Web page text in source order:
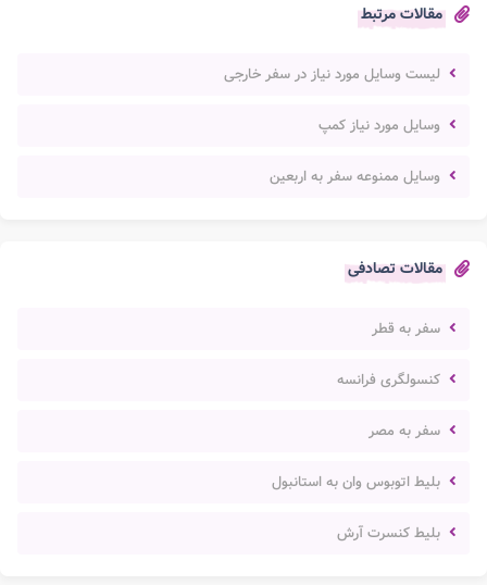
مقالات مرتبط
لیست وسایل مورد نیاز در سفر خارجی
وسایل مورد نیاز کمپ
وسایل ممنوعه سفر به اربعین
مقالات تصادفی
سفر به قطر
کنسولگری فرانسه
سفر به مصر
بلیط اتوبوس وان به استانبول
بلیط کنسرت آرش